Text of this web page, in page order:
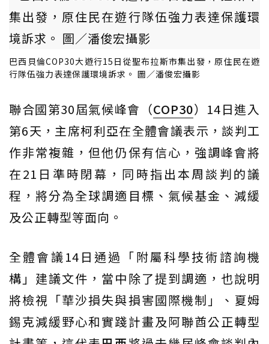
巴西貝倫COP30大遊行15日從聖布拉斯市集出發，原住民在遊
行隊伍強力表達保護環境訴求。 圖／潘俊宏攝影
聯合國第30屆氣候峰會（COP30）14日進入
第6天，主席柯利亞在全體會議表示，談判工
作非常複雜，但他仍保有信心，強調峰會將
在21日準時閉幕，同時指出本周談判的議
程，將分為全球調適目標、氣候基金、減緩
及公正轉型等面向。
全體會議14日通過「附屬科學技術諮詢機
構」建議文件，當中除了提到調適，也說明
將檢視「華沙損失與損害國際機制」、夏姆
錫克減緩野心和實踐計畫及阿聯酋公正轉型